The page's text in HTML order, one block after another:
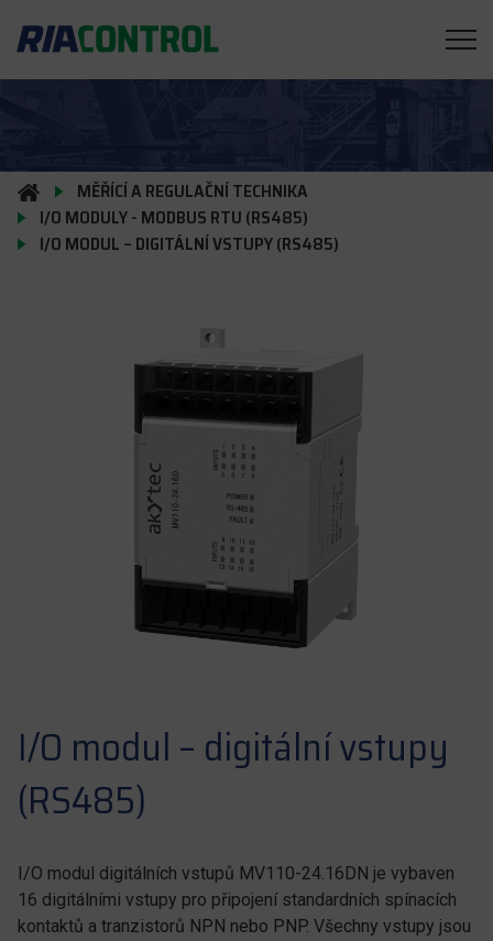
MĚŘÍCÍ A REGULAČNÍ TECHNIKA
I/O MODULY - MODBUS RTU (RS485)
I/O MODUL – DIGITÁLNÍ VSTUPY (RS485)
I/O modul – digitální vstupy
(RS485)
I/O modul digitálních vstupů MV110-24.16DN je vybaven
16 digitálními vstupy pro připojení standardních spínacích
kontaktů a tranzistorů NPN nebo PNP. Všechny vstupy jsou